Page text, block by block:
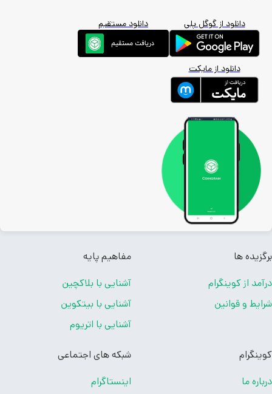
دانلود از گوگل پلی دانلود مستقیم
دانلود از مایکت
ها
از کوینگرام
و قوانین
مفاهیم پایه
آشنایی با بلاکچین
آشنایی با بیتکوین
آشنایی با اتریوم
ما
شبکه های اجتماعی
اینستاگرام